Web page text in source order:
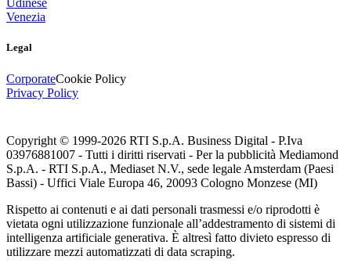
Udinese
Venezia
Legal
CorporateCookie Policy
Privacy Policy
Copyright © 1999-2026 RTI S.p.A. Business Digital - P.Iva
03976881007 - Tutti i diritti riservati - Per la pubblicità Mediamond
S.p.A. - RTI S.p.A., Mediaset N.V., sede legale Amsterdam (Paesi
Bassi) - Uffici Viale Europa 46, 20093 Cologno Monzese (MI)
Rispetto ai contenuti e ai dati personali trasmessi e/o riprodotti è
vietata ogni utilizzazione funzionale all’addestramento di sistemi di
intelligenza artificiale generativa. È altresì fatto divieto espresso di
utilizzare mezzi automatizzati di data scraping.